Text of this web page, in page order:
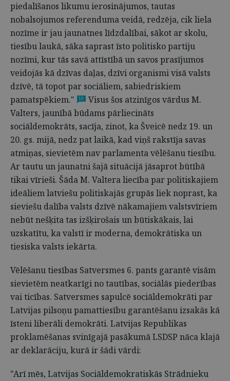
piedalīšanos likumu ierosinājumos, tautas
nobalsojumos referenduma veidā, redzēja, cik liela
nozīme ir jau jaunatnes līdzdalībai, sākot ar skolu,
tiesību laukā, sāka saprast īsto politisko partiju
nozīmi, kur tās savā attīstībā un savos prasījumos
veidojās kā dzīvas daļas, dzīvi organismi visā valsts
dzīvē, tā topot par sociāliem, sabiedriskiem
pamatspēkiem."
19
Visus šos atzinīgos vārdus M.
Valters, jaunībā būdams pārliecināts
sociāldemokrāts, sacīja, zinot, ka Šveicē nedz 19. un
20. gs. mijā, nedz pat laikā, kad viņš rakstīja savas
atmiņas, sievietēm nav parlamenta vēlēšanu tiesību.
Ar tautu un jaunatni šajā situācijā jāsaprot būtībā
tikai vīrieši. Šāda M. Valtera liecība par politiskajiem
ideāliem latviešu politiskajās grupās liek noprast, ka
sieviešu dalība valsts dzīvē nākamajiem valstsvīriem
nebūt nešķita tas izšķirošais un būtiskākais, lai
uzskatītu, ka valstī ir moderna, demokrātiska un
tiesiska valsts iekārta.
Vēlēšanu tiesības Satversmes 6. pants garantē visām
sievietēm neatkarīgi no tautības, sociālās piederības
vai ticības. Satversmes sapulcē sociāldemokrāti par
Latvijas pilsoņu pamattiesību garantēšanu izsakās kā
īsteni liberāli demokrāti. Latvijas Republikas
proklamēšanas svinīgajā pasākumā LSDSP nāca klajā
ar deklarāciju, kurā ir šādi vārdi:
"Arī mēs, Latvijas Sociāldemokratiskās Strādnieku